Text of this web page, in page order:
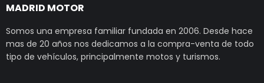
MADRID MOTOR
Somos una empresa familiar fundada en 2006. Desde hace
mas de 20 años nos dedicamos a la compra-venta de todo
tipo de vehículos, principalmente motos y turismos.